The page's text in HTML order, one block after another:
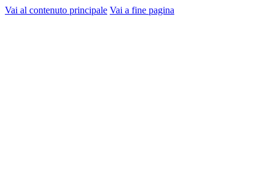
Vai al contenuto principale Vai a fine pagina